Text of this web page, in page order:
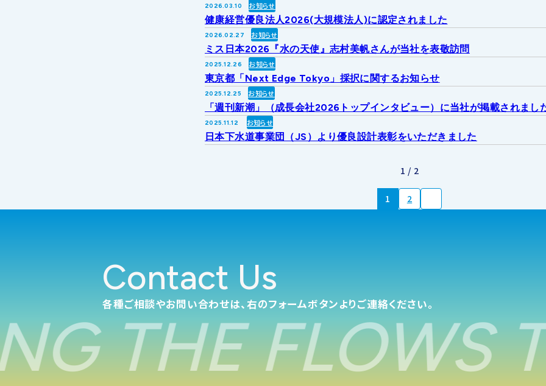
2026.03.10 お知らせ
健康経営優良法人2026(大規模法人)に認定されました
2026.02.27 お知らせ
ミス日本2026『水の天使』志村美帆さんが当社を表敬訪問
2025.12.26 お知らせ
東京都「Next Edge Tokyo」採択に関するお知らせ
2025.12.25 お知らせ
「週刊新潮」（成長会社2026トップインタビュー）に当社が掲載されまし
2025.11.12 お知らせ
日本下水道事業団（JS）より優良設計表彰をいただきました
1 / 2
1 2
Contact Us
各種ご相談やお問い合わせは、右のフォームボタンよりご連絡ください。
THE FLOWS